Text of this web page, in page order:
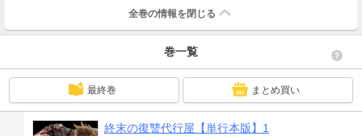
全巻の情報を 閉じる
巻一覧
最終巻 まとめ買い
終末の復讐代行屋【単行本版】1